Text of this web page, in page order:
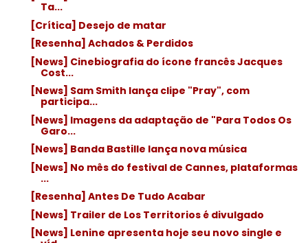
Ta...
[Crítica] Desejo de matar
[Resenha] Achados & Perdidos
[News] Cinebiografia do ícone francês Jacques
Cost...
[News] Sam Smith lança clipe "Pray", com
participa...
[News] Imagens da adaptação de "Para Todos Os
Garo...
[News] Banda Bastille lança nova música
[News] No mês do festival de Cannes, plataformas
...
[Resenha] Antes De Tudo Acabar
[News] Trailer de Los Territorios é divulgado
[News] Lenine apresenta hoje seu novo single e